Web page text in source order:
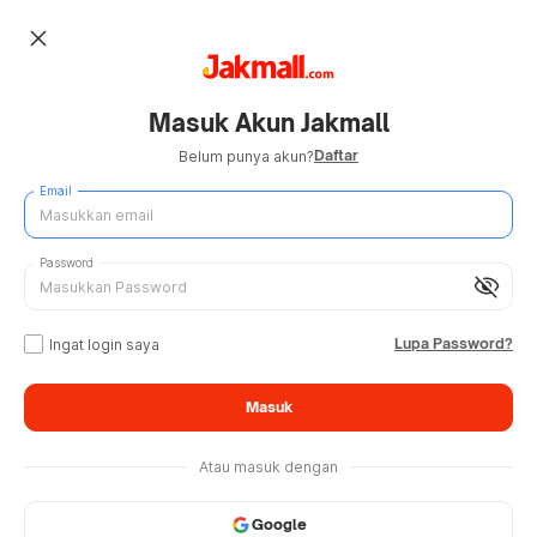
close
Masuk Akun Jakmall
Belum punya akun?Daftar
Email
visibility_off
Password
Ingat login saya Lupa Password?
Masuk
Atau masuk dengan
Google